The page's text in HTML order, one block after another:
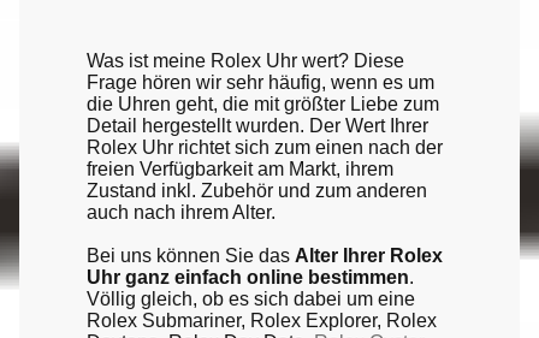
Was ist meine Rolex Uhr wert? Diese
Frage hören wir sehr häufig, wenn es um
die Uhren geht, die mit größter Liebe zum
Detail hergestellt wurden. Der Wert Ihrer
Rolex Uhr richtet sich zum einen nach der
freien Verfügbarkeit am Markt, ihrem
Zustand inkl. Zubehör und zum anderen
auch nach ihrem Alter.
Bei uns können Sie das Alter Ihrer Rolex
Uhr ganz einfach online bestimmen.
Völlig gleich, ob es sich dabei um eine
Rolex Submariner, Rolex Explorer, Rolex